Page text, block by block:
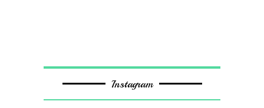
Instagram